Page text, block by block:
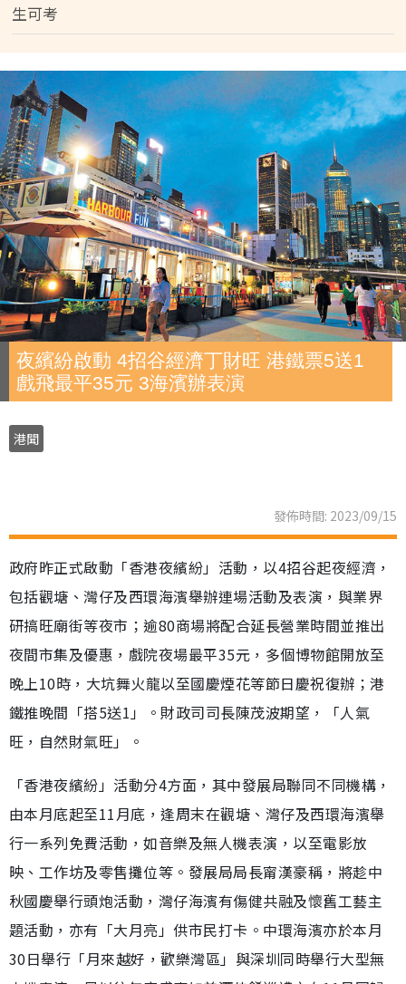
生可考
夜繽紛啟動 4招谷經濟丁財旺 港鐵票5送1
戲飛最平35元 3海濱辦表演
港聞
發佈時間: 2023/09/15
政府昨正式啟動「香港夜繽紛」活動，以4招谷起夜經濟，
包括觀塘、灣仔及西環海濱舉辦連場活動及表演，與業界
研搞旺廟街等夜市；逾80商場將配合延長營業時間並推出
夜間市集及優惠，戲院夜場最平35元，多個博物館開放至
晚上10時，大坑舞火龍以至國慶煙花等節日慶祝復辦；港
鐵推晚間「搭5送1」。財政司司長陳茂波期望，「人氣
旺，自然財氣旺」。
「香港夜繽紛」活動分4方面，其中發展局聯同不同機構，
由本月底起至11月底，逢周末在觀塘、灣仔及西環海濱舉
行一系列免費活動，如音樂及無人機表演，以至電影放
映、工作坊及零售攤位等。發展局局長甯漢豪稱，將趁中
秋國慶舉行頭炮活動，灣仔海濱有傷健共融及懷舊工藝主
題活動，亦有「大月亮」供市民打卡。中環海濱亦於本月
30日舉行「月來越好，歡樂灣區」與深圳同時舉行大型無